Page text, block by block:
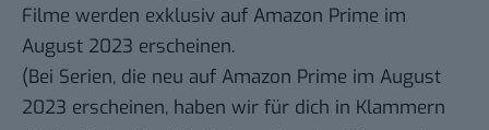
Filme werden exklusiv auf Amazon Prime im
August 2023 erscheinen.
(Bei Serien, die neu auf Amazon Prime im August
2023 erscheinen, haben wir für dich in Klammern